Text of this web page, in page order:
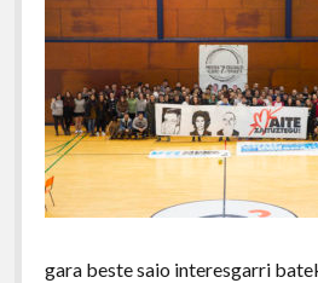
gara beste saio interesgarri